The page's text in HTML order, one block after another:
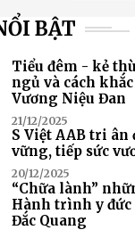
BẬT
Tiểu đêm - kẻ
ngủ và cách
Vương Niệu Đan
21/12/2025
S Việt AAB tri ân
vững, tiếp sức
20/12/2025
“Chữa lành”
Hành trình y đức
Đắc Quang